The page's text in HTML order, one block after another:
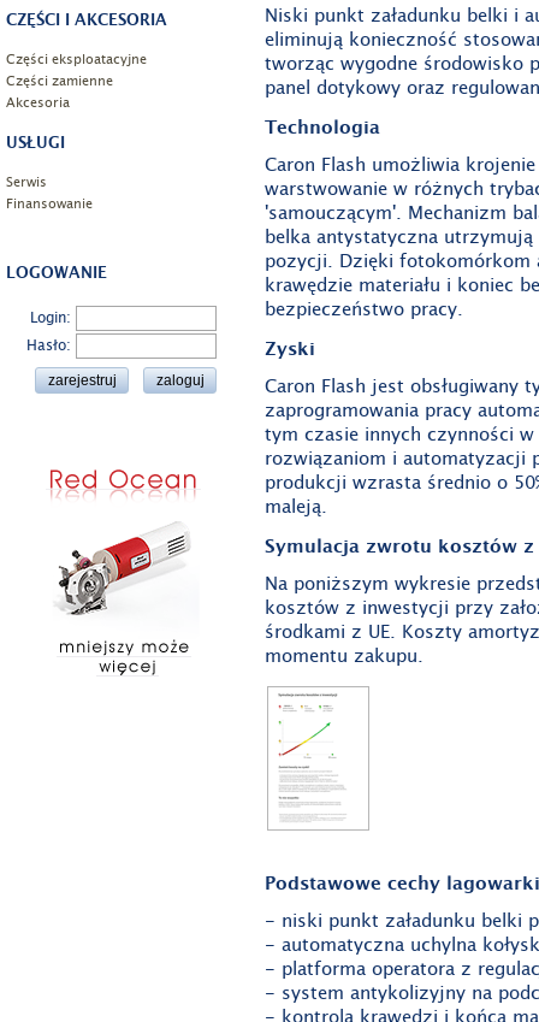
CZĘŚCI I AKCESORIA
Części eksploatacyjne
Części zamienne
Akcesoria
USŁUGI
Serwis
Finansowanie
LOGOWANIE
Login:
Hasło:
Niski punkt załadunku belki i
eliminują konieczność
tworząc wygodne środowisko
panel dotykowy oraz
Technologia
Caron Flash umożliwia
warstwowanie w różnych
'samouczącym'. Mechanizm
belka antystatyczna
pozycji. Dzięki fotokomórkom
krawędzie materiału i koniec
bezpieczeństwo pracy.
Zyski
Caron Flash jest obsługiwany
zaprogramowania pracy
tym czasie innych czynności
rozwiązaniom i automatyzacji
produkcji wzrasta średnio o
maleją.
Symulacja zwrotu kosztów
Na poniższym wykresie
kosztów z inwestycji przy
środkami z UE. Koszty
momentu zakupu.
Podstawowe cechy
- niski punkt załadunku belki
- automatyczna uchylna
- platforma operatora z
- system antykolizyjny na